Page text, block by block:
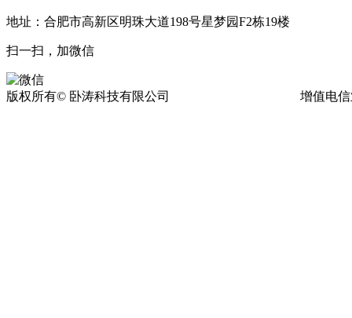
地址：合肥市高新区明珠大道198号星梦园F2栋19楼
扫一扫，加微信
版权所有© 卧涛科技有限公司 增值电